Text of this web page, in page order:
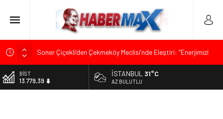
Soner Çiçekli’den Çekmeköy Meclisi’nde Eleştiri: “Enerjimizi
Hizmete Değil, Krizlere Harcadık”
Edremit’te Kaymakam Ahmet Odabaş’a Duygu Dolu Veda
Tarihçi Yusuf Halaçoğlu’ndan TBMM’ye Sunulan Yasa Teklifine
BİST
13.779,39
İSTANBUL 31°C
AZ BULUTLU